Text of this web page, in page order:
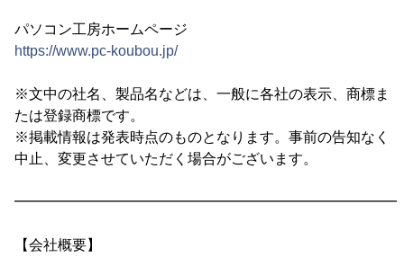
パソコン工房ホームページ
https://www.pc-koubou.jp/
※文中の社名、製品名などは、一般に各社の表示、商標ま
たは登録商標です。
※掲載情報は発表時点のものとなります。事前の告知なく
中止、変更させていただく場合がございます。
【会社概要】